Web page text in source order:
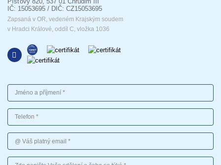
IČ: 15053695 / DIČ: CZ15053695
Zapsaná v OR, vedeném Krajským soudem
v Hradci Králové, oddíl C, vložka 1036
Jméno a příjmení
Telefon
Váš platný email
Vaše sdělení